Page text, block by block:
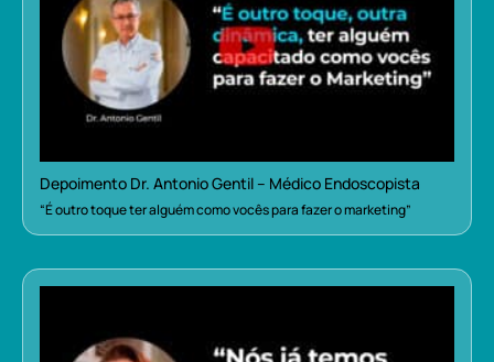
Depoimento Dr. Antonio Gentil – Médico Endoscopista
“É outro toque ter alguém como vocês para fazer o marketing”